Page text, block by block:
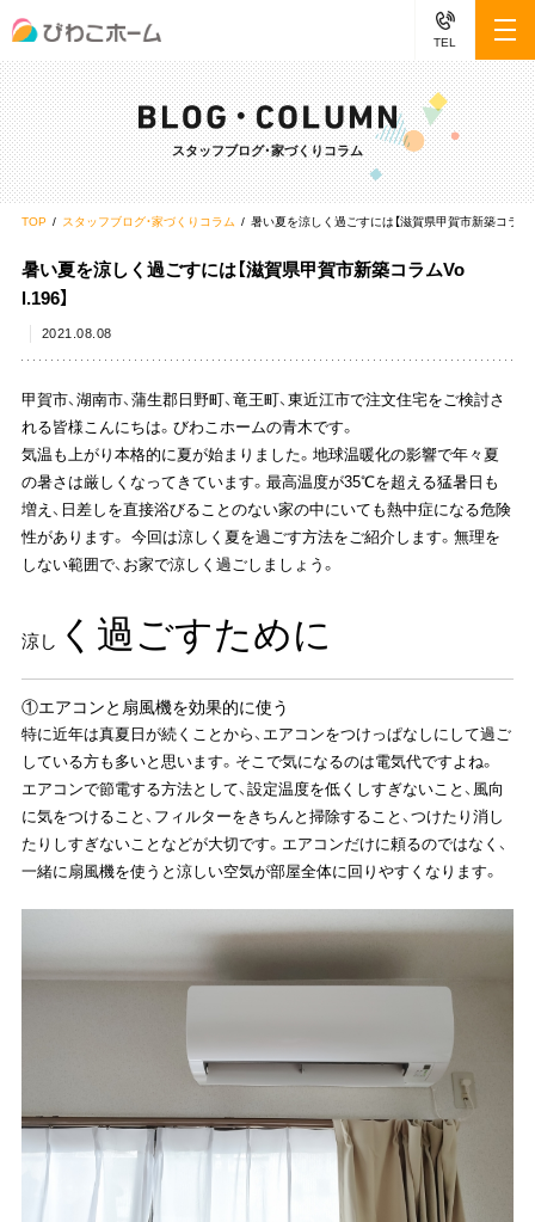
TEL
スタッフブログ・家づくりコラム
TOP スタッフブログ・家づくりコラム 暑い夏を涼しく過ごすには【滋賀県甲賀市新築コラム
暑い夏を涼しく過ごすには【滋賀県甲賀市新築コラムVo
l.196】
2021.08.08
甲賀市、湖南市、蒲生郡日野町、竜王町、東近江市で注文住宅をご検討さ
れる皆様こんにちは。びわこホームの青木です。
気温も上がり本格的に夏が始まりました。地球温暖化の影響で年々夏
の暑さは厳しくなってきています。最高温度が35℃を超える猛暑日も
増え、日差しを直接浴びることのない家の中にいても熱中症になる危険
性があります。 今回は涼しく夏を過ごす方法をご紹介します。無理を
しない範囲で、お家で涼しく過ごしましょう。
涼し く過ごすために
①エアコンと扇風機を効果的に使う
特に近年は真夏日が続くことから、エアコンをつけっぱなしにして過ご
している方も多いと思います。そこで気になるのは電気代ですよね。
エアコンで節電する方法として、設定温度を低くしすぎないこと、風向
に気をつけること、フィルターをきちんと掃除すること、つけたり消し
たりしすぎないことなどが大切です。エアコンだけに頼るのではなく、
一緒に扇風機を使うと涼しい空気が部屋全体に回りやすくなります。